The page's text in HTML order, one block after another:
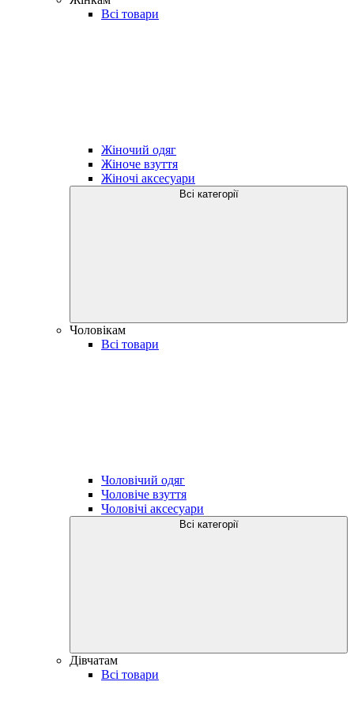
Всі товари
Жіночий одяг
Жіноче взуття
Жіночі аксесуари
Всі категорії
Чоловікам
Всі товари
Чоловічий одяг
Чоловіче взуття
Чоловічі аксесуари
Всі категорії
Дівчатам
Всі товари